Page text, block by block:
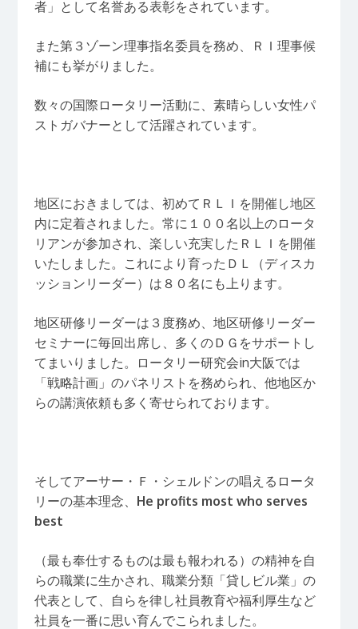
者」として名誉ある表彰をされています。
また第３ゾーン理事指名委員を務め、ＲＩ理事候
補にも挙がりました。
数々の国際ロータリー活動に、素晴らしい女性パ
ストガバナーとして活躍されています。
地区におきましては、初めてＲＬＩを開催し地区
内に定着されました。常に１００名以上のロータ
リアンが参加され、楽しい充実したＲＬＩを開催
いたしました。これにより育ったＤＬ（ディスカ
ッションリーダー）は８０名にも上ります。
地区研修リーダーは３度務め、地区研修リーダー
セミナーに毎回出席し、多くのＤＧをサポートし
てまいりました。ロータリー研究会in大阪では
「戦略計画」のパネリストを務められ、他地区か
らの講演依頼も多く寄せられております。
そしてアーサー・Ｆ・シェルドンの唱えるロータ
リーの基本理念、 He profits most who serves
best
（最も奉仕するものは最も報われる）の精神を自
らの職業に生かされ、職業分類「貸しビル業」の
代表として、自らを律し社員教育や福利厚生など
社員を一番に思い育んでこられました。